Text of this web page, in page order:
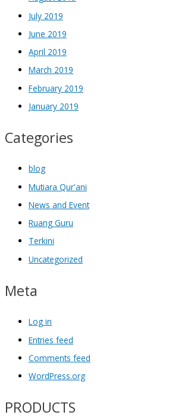
July 2019
June 2019
April 2019
March 2019
February 2019
January 2019
Categories
blog
Mutiara Qur'ani
News and Event
Ruang Guru
Terkini
Uncategorized
Meta
Log in
Entries feed
Comments feed
WordPress.org
PRODUCTS